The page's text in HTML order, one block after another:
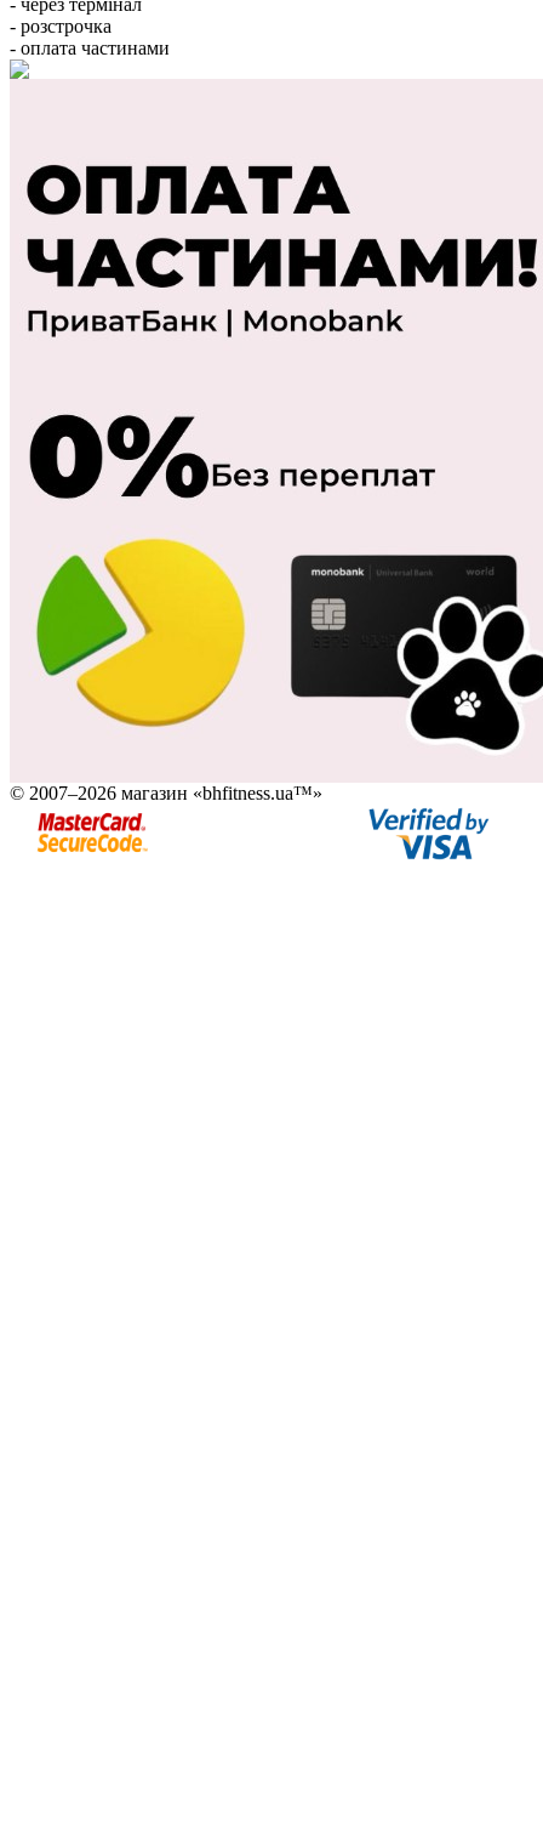
- розстрочка
- оплата частинами
© 2007–2026 магазин «bhfitness.ua™»